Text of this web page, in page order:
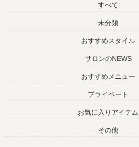
すべて
未分類
おすすめスタイル
サロンのNEWS
おすすめメニュー
プライベート
お気に入りアイテム
その他